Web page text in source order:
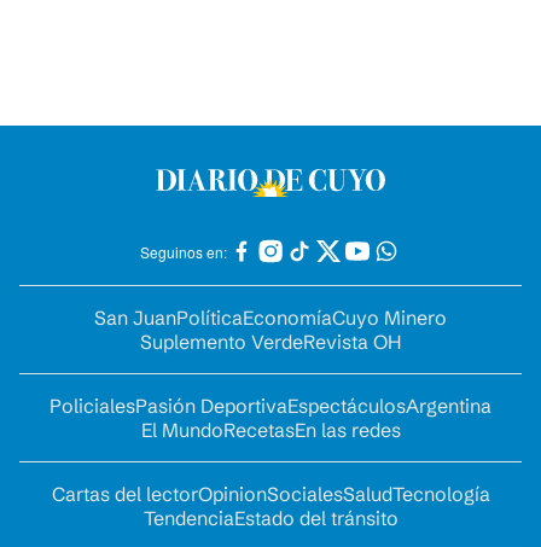
Seguinos en:
San JuanPolíticaEconomíaCuyo Minero
Suplemento VerdeRevista OH
PolicialesPasión DeportivaEspectáculosArgentina
El MundoRecetasEn las redes
Cartas del lectorOpinionSocialesSaludTecnología
TendenciaEstado del tránsito